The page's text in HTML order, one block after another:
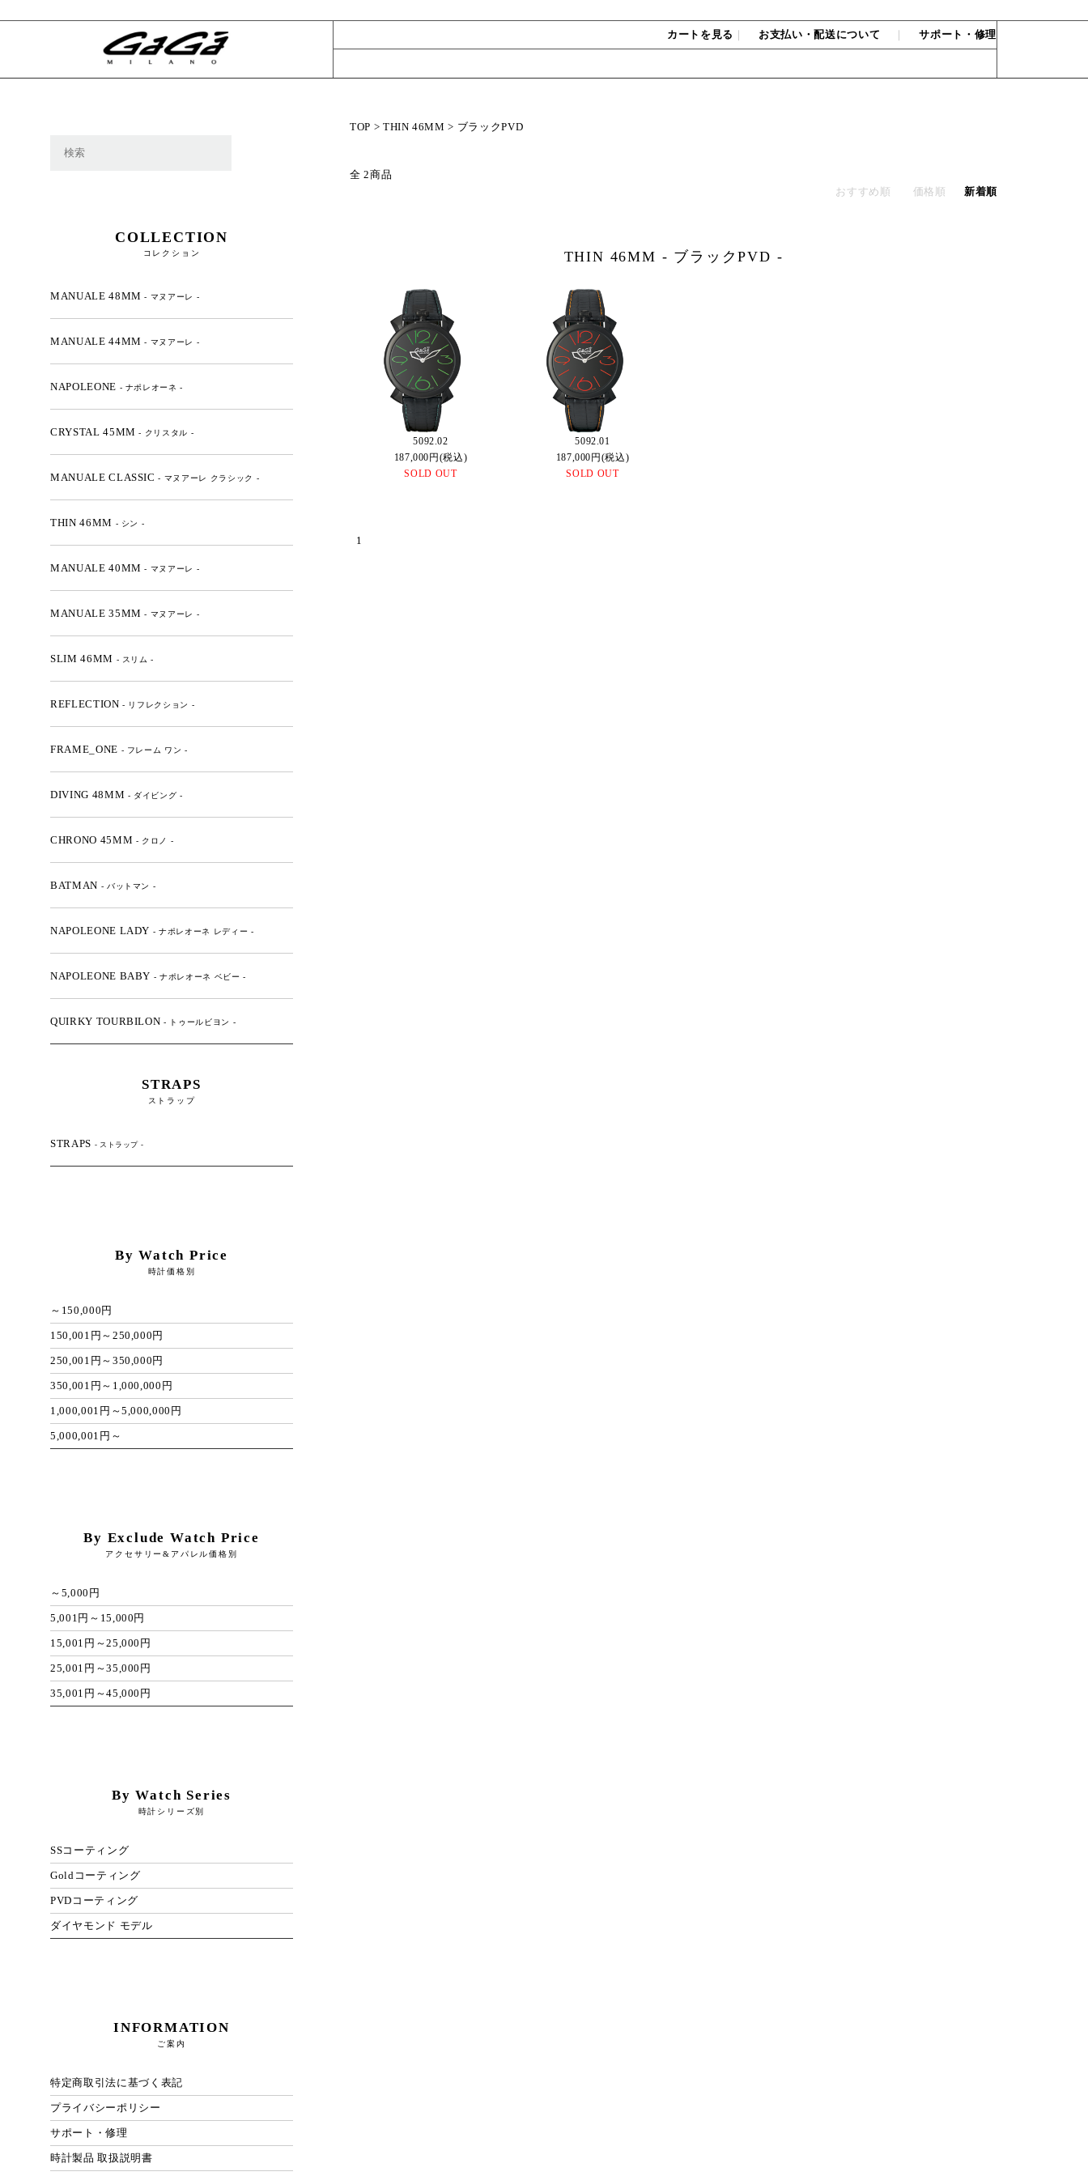
カートを見る お支払い・配送について ｜サポート・修理
TOP > THIN 46MM > ブラックPVD
全 2商品
おすすめ順
価格順 新着順
THIN 46MM - ブラックPVD -
5092.02
187,000円(税込)
SOLD OUT
5092.01
187,000円(税込)
SOLD OUT
1
COLLECTION
コレクション
MANUALE 48MM- マヌアーレ -
MANUALE 44MM- マヌアーレ -
NAPOLEONE - ナポレオーネ -
CRYSTAL 45MM- クリスタル -
MANUALE CLASSIC- マヌアーレ クラシック -
THIN 46MM - シン -
MANUALE 40MM- マヌアーレ -
MANUALE 35MM- マヌアーレ -
SLIM 46MM - スリム -
REFLECTION- リフレクション -
FRAME_ONE - フレーム ワン -
DIVING 48MM - ダイビング -
CHRONO 45MM - クロノ -
BATMAN - バットマン -
NAPOLEONE LADY - ナポレオーネ レディー -
NAPOLEONE BABY - ナポレオーネ ベビー -
QUIRKY TOURBILON- トゥールビヨン -
STRAPS
ストラップ
STRAPS - ストラップ -
By Watch Price
時計価格別
～150,000円
150,001円～250,000円
250,001円～350,000円
350,001円～1,000,000円
1,000,001円～5,000,000円
5,000,001円～
By Exclude Watch Price
アクセサリー&アパレル価格別
～5,000円
5,001円～15,000円
15,001円～25,000円
25,001円～35,000円
35,001円～45,000円
By Watch Series
時計シリーズ別
SSコーティング
Goldコーティング
PVDコーティング
ダイヤモンド モデル
INFORMATION
ご案内
特定商取引法に基づく表記
プライバシーポリシー
サポート・修理
時計製品 取扱説明書